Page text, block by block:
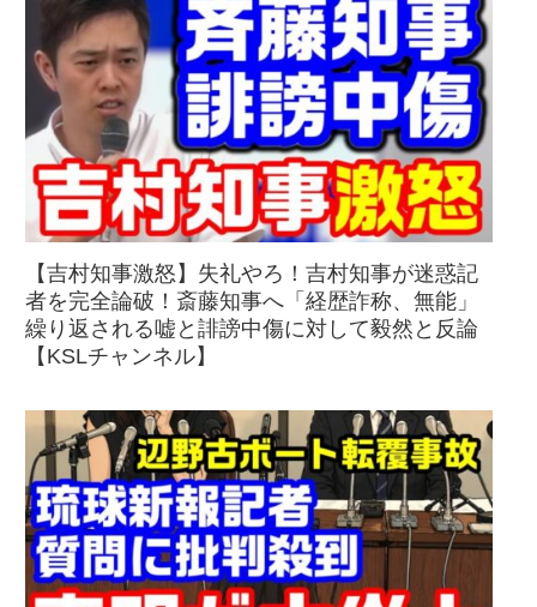
【吉村知事激怒】失礼やろ！吉村知事が迷惑記
者を完全論破！斎藤知事へ「経歴詐称、無能」
繰り返される嘘と誹謗中傷に対して毅然と反論
【KSLチャンネル】